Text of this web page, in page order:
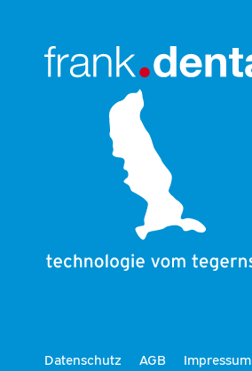
Datenschutz AGB Impressum